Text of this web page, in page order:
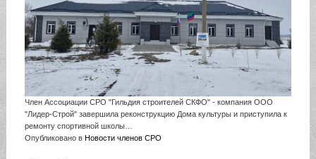
Член Ассоциации СРО "Гильдия строителей СКФО" - компания ООО
"Лидер-Строй" завершила реконструкцию Дома культуры и приступила к
ремонту спортивной школы…
Опубликовано в Новости членов СРО